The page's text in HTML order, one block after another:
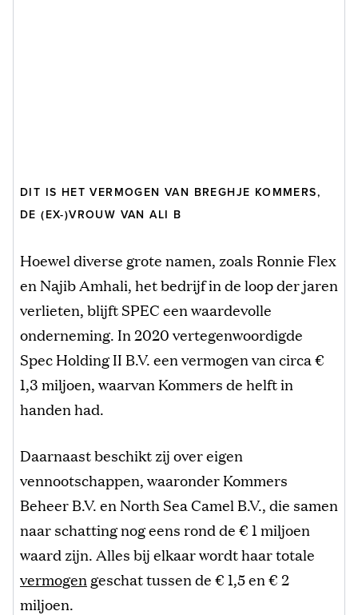
DIT IS HET VERMOGEN VAN BREGHJE KOMMERS,
DE (EX-)VROUW VAN ALI B
Hoewel diverse grote namen, zoals Ronnie Flex
en Najib Amhali, het bedrijf in de loop der jaren
verlieten, blijft SPEC een waardevolle
onderneming. In 2020 vertegenwoordigde
Spec Holding II B.V. een vermogen van circa €
1,3 miljoen, waarvan Kommers de helft in
handen had.
Daarnaast beschikt zij over eigen
vennootschappen, waaronder Kommers
Beheer B.V. en North Sea Camel B.V., die samen
naar schatting nog eens rond de € 1 miljoen
waard zijn. Alles bij elkaar wordt haar totale
vermogen geschat tussen de € 1,5 en € 2
miljoen.